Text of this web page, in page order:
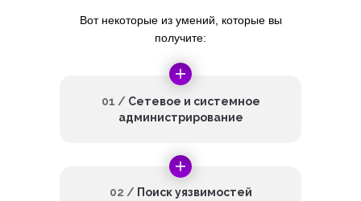
02 / Поиск уязвимостей
01 / Сетевое и системное
администрирование
Вот некоторые из умений, которые вы
получите: